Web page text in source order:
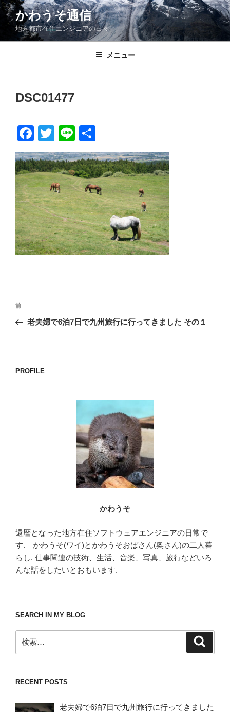
コ
ン
ン
かわうそ通信
地方都市在住エンジニアの日々
メニュー
DSC01477
F
a
c
e
b
o
o
k
T
wi
tt
er
Li
n
e
有
投
ナ
ー
前
の
前
老夫婦で6泊7日で九州旅行に行ってきました その１
PROFILE
かわうそ
還暦となった地方在住ソフトウェアエンジニアの日常で
す. かわうそ(ワイ)とかわうそおばさん(奥さん)の二人暮
らし. 仕事関連の技術、生活、音楽、写真、旅行などいろ
んな話をしたいとおもいます.
SEARCH IN MY BLOG
索:
RECENT POSTS
老夫婦で6泊7日で九州旅行に行ってきました